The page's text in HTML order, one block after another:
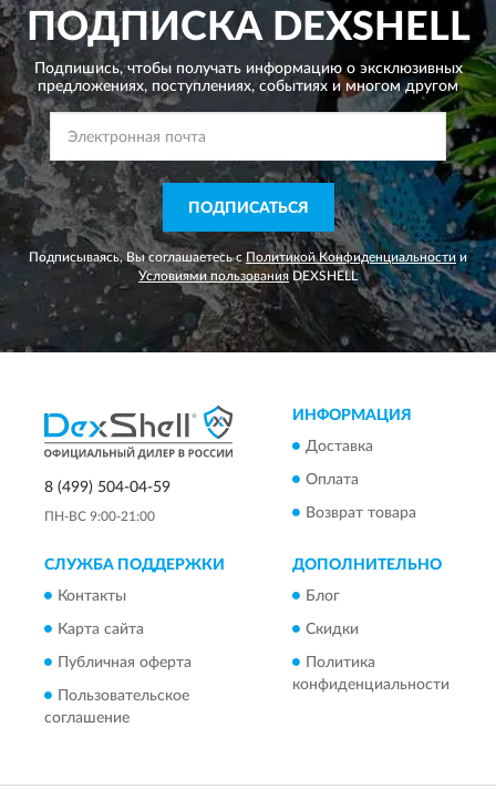
ПОДПИСКАDEXSHELL
Подпишись, чтобы получать информацию о эксклюзивных
предложениях, поступлениях, событиях и многом другом
ПОДПИСАТЬСЯ
Подписываясь, Вы соглашаетесь сПолитикой Конфиденциальности и
Условиями пользования DEXSHELL
8 (499) 504-04-59
ПН-ВС 9:00-21:00
ИНФОРМАЦИЯ
Доставка
Оплата
Возврат товара
СЛУЖБА ПОДДЕРЖКИ
Контакты
Карта сайта
Публичная оферта
Пользовательское
соглашение
ДОПОЛНИТЕЛЬНО
Блог
Скидки
Политика
конфиденциальности